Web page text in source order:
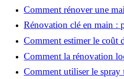
erreurs à éviter
Comment rénover une
avec 50 000 € : budget,
Rénovation clé en main :
solution et à quoi faire
Comment estimer le coût
?
Comment la rénovation
rentabilité de votre parc
Comment utiliser le spray